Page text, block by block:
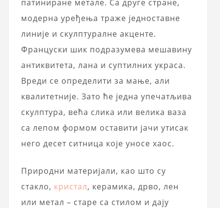
патиниране метале. Са друге стране,
модерна уређења траже једноставне
линије и скулптуралне акценте.
Француски шик подразумева мешавину
антиквитета, лана и суптилних украса.
Вреди се определити за мање, али
квалитетније. Зато ће једна упечатљива
скулптура, већа слика или велика ваза
са лепом формом оставити јачи утисак
него десет ситница које уносе хаос.
Природни материјали, као што су
стакло, кристал, керамика, дрво, лен
или метал – старе са стилом и дају